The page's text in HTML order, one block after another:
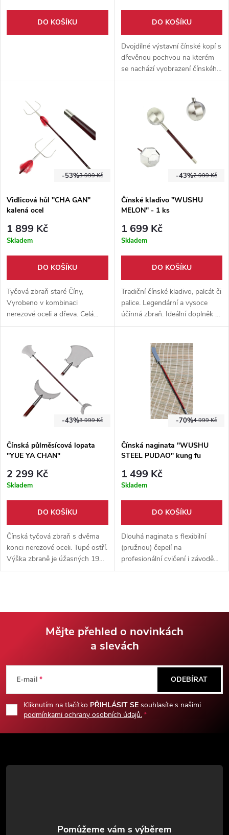
DO KOŠÍKU DO KOŠÍKU
Dvojdílné výstavní čínské kopí s
dřevěnou pochvou na kterém
se nachází vyobrazení čínského
draka. Nádherný kus umění do
3 999 Kč
-53%
Vidlicová hůl "CHA GAN"
kalená ocel
1 899 Kč
Skladem
DO KOŠÍKU
Tyčová zbraň staré Číny,
Vyrobeno v kombinaci
nerezové oceli a dřeva. Celá
zbraň měří 188,5 centimetrů.
trénink ale i na kontaktní boj.
2 999 Kč
-43%
Čínské kladivo "WUSHU
MELON" - 1 ks
1 699 Kč
Skladem
DO KOŠÍKU
Tradiční čínské kladivo, palcát či
palice. Legendární a vysoce
účinná zbraň. Ideální doplněk k
tréninku bojových umění.
3 999 Kč
-43%
Čínská půlměsícová lopata
"YUE YA CHAN"
2 299 Kč
Skladem
DO KOŠÍKU
Čínská tyčová zbraň s dvěma
konci nerezové oceli. Tupé ostří.
Výška zbraně je úžasných 194
cm, váha 2,7 kg. Vhodné na
4 999 Kč
-70%
Čínská naginata "WUSHU
STEEL PUDAO" kung fu
1 499 Kč
Skladem
DO KOŠÍKU
Dlouhá naginata s flexibilní
(pružnou) čepelí na
profesionální cvičení i závodění.
Vyrobeno z karbonové oceli a
p
a
Mějte přehled o novinkách
a slevách
E-mail
Kliknutím na tlačítko PŘIHLÁSIT SE souhlasíte s našimi
podmínkami ochrany osobních údajů.
ODEBÍRAT